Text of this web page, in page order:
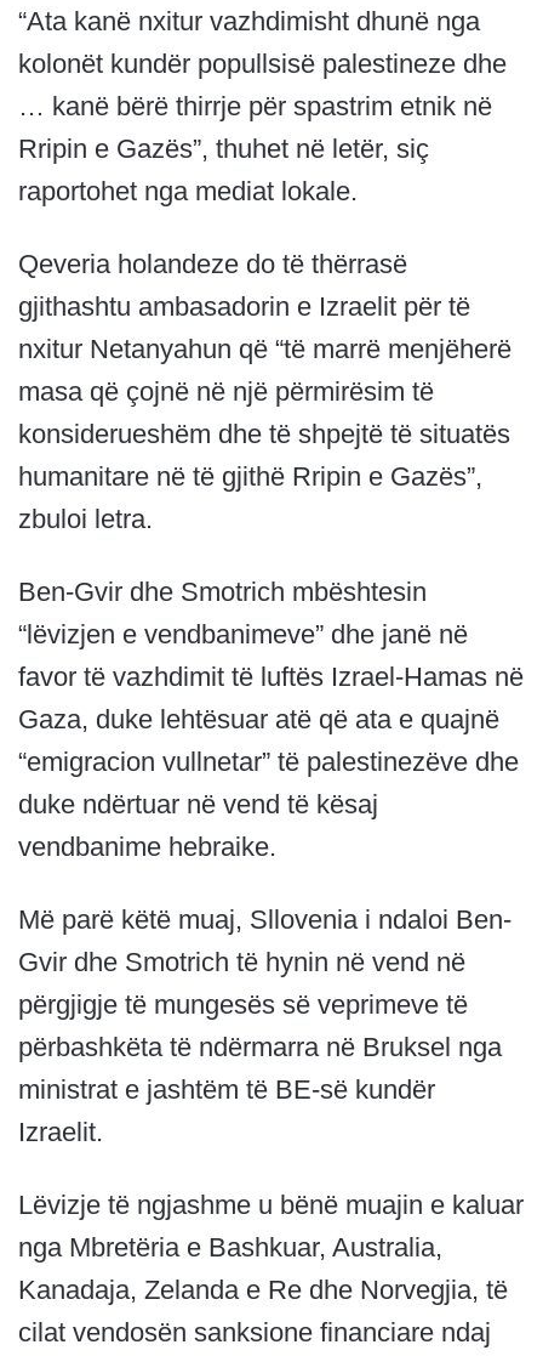
“Ata kanë nxitur vazhdimisht dhunë nga
kolonët kundër popullsisë palestineze dhe
… kanë bërë thirrje për spastrim etnik në
Rripin e Gazës”, thuhet në letër, siç
raportohet nga mediat lokale.
Qeveria holandeze do të thërrasë
gjithashtu ambasadorin e Izraelit për të
nxitur Netanyahun që “të marrë menjëherë
masa që çojnë në një përmirësim të
konsiderueshëm dhe të shpejtë të situatës
humanitare në të gjithë Rripin e Gazës”,
zbuloi letra.
Ben-Gvir dhe Smotrich mbështesin
“lëvizjen e vendbanimeve” dhe janë në
favor të vazhdimit të luftës Izrael-Hamas në
Gaza, duke lehtësuar atë që ata e quajnë
“emigracion vullnetar” të palestinezëve dhe
duke ndërtuar në vend të kësaj
vendbanime hebraike.
Më parë këtë muaj, Sllovenia i ndaloi Ben-
Gvir dhe Smotrich të hynin në vend në
përgjigje të mungesës së veprimeve të
përbashkëta të ndërmarra në Bruksel nga
ministrat e jashtëm të BE-së kundër
Izraelit.
Lëvizje të ngjashme u bënë muajin e kaluar
nga Mbretëria e Bashkuar, Australia,
Kanadaja, Zelanda e Re dhe Norvegjia, të
cilat vendosën sanksione financiare ndaj